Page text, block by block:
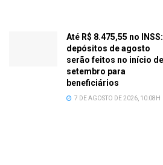
Até R$ 8.475,55 no INSS:
depósitos de agosto
serão feitos no início de
setembro para
beneficiários
7 DE AGOSTO DE 2026, 10:08H